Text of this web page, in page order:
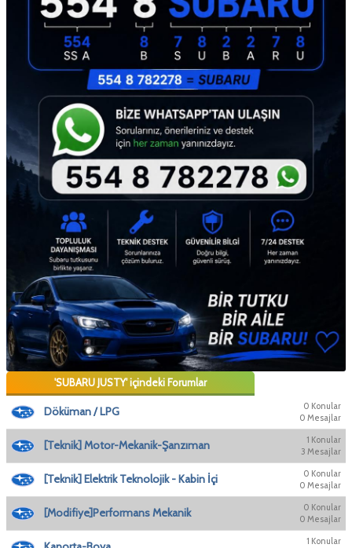
'SUBARU JUSTY' içindeki Forumlar
Döküman / LPG
0 Konular
0 Mesajlar
[Teknik] Motor-Mekanik-Şanzıman
1 Konular
3 Mesajlar
[Teknik] Elektrik Teknolojik - Kabin İçi
0 Konular
0 Mesajlar
[Modifiye]Performans Mekanik
0 Konular
0 Mesajlar
1 Konular